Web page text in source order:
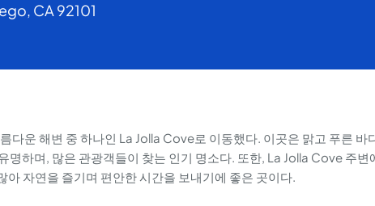
CA 92101
다운 해변 중 하나인 La Jolla Cove로 이동했다. 이곳은 맑고 푸른 바
명하며, 많은 관광객들이 찾는 인기 명소다. 또한, La Jolla Cove 주변
아 자연을 즐기며 편안한 시간을 보내기에 좋은 곳이다.